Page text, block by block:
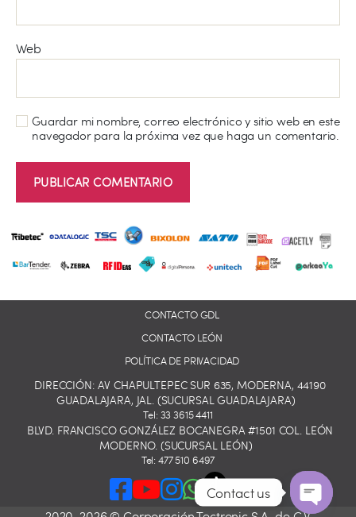
Web
Guardar mi nombre, correo electrónico y sitio web en este
navegador para la próxima vez que haga un comentario.
CONTACTO GDL
CONTACTO LEÓN
POLÍTICA DE PRIVACIDAD
DIRECCIÓN: AV CHAPULTEPEC SUR 635, MODERNA, 44190
GUADALAJARA, JAL. (SUCURSAL GUADALAJARA)
Tel: 33 3615 4411
BLVD. FRANCISCO GONZÁLEZ BOCANEGRA #1501 COL. LEÓN
MODERNO. (SUCURSAL LEÓN)
Tel: 477 510 6497
Contact us